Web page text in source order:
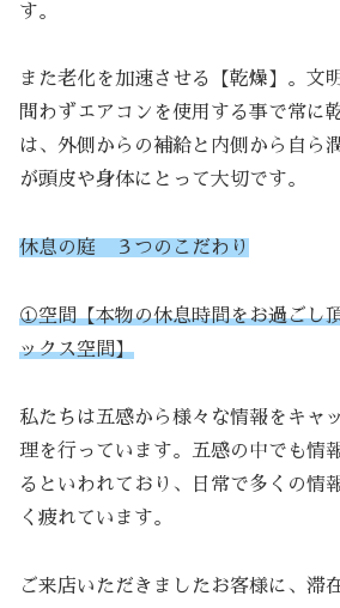
す。
また老化を加速させる【乾燥】。文
問わずエアコンを使用する事で常に
は、外側からの補給と内側から自ら
が頭皮や身体にとって大切です。
休息の庭 ３つのこだわり
①空間【本物の休息時間をお過ごし
ックス空間】
私たちは五感から様々な情報をキャ
理を行っています。五感の中でも情
るといわれており、日常で多くの情
く疲れています。
ご来店いただきましたお客様に、滞